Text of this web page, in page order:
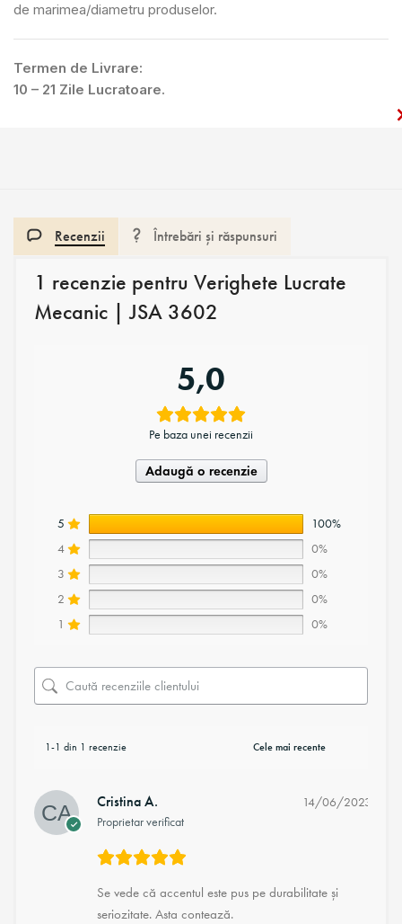
de marimea/diametru produselor.
Termen de Livrare:
10 – 21 Zile Lucratoare.
Recenzii Întrebări și răspunsuri
1 recenzie pentru Verighete Lucrate
Mecanic | JSA 3602
5,0
Pe baza unei recenzii
Adaugă o recenzie
5
100%
4
0%
3
0%
2
0%
1
0%
1-1 din 1 recenzie
Cristina A.
Proprietar verificat
14/06/2023
Se vede că accentul este pus pe durabilitate și
seriozitate. Asta contează.